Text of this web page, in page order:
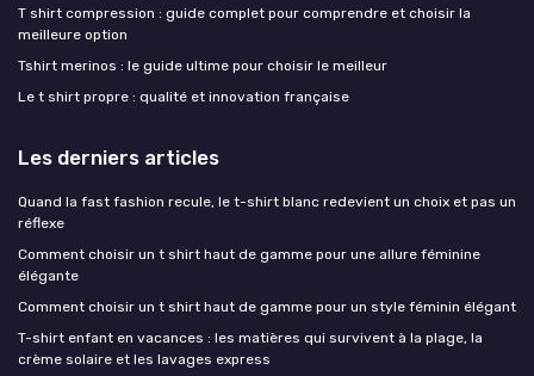
T shirt compression : guide complet pour comprendre et choisir la
meilleure option
Tshirt merinos : le guide ultime pour choisir le meilleur
Le t shirt propre : qualité et innovation française
Les derniers articles
Quand la fast fashion recule, le t-shirt blanc redevient un choix et pas un
réflexe
Comment choisir un t shirt haut de gamme pour une allure féminine
élégante
Comment choisir un t shirt haut de gamme pour un style féminin élégant
T-shirt enfant en vacances : les matières qui survivent à la plage, la
crème solaire et les lavages express